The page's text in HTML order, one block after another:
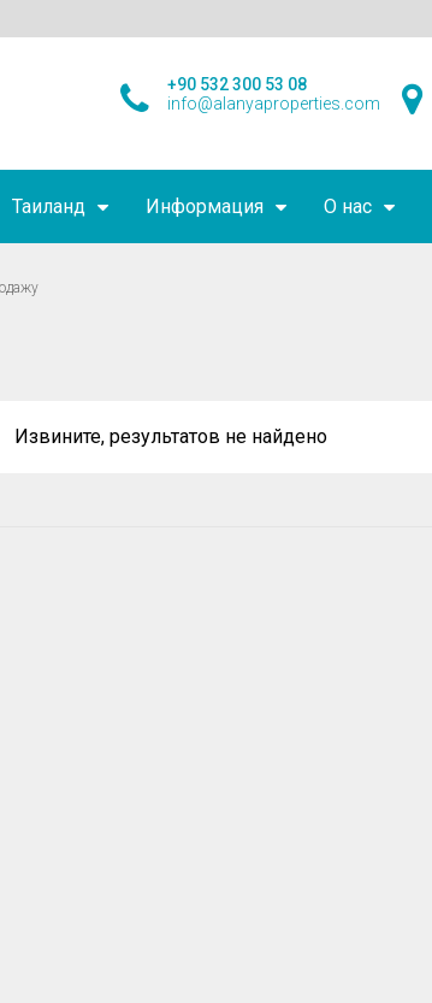
+90 532 300 53 08
info@alanyaproperties.com
Таиланд Информация О нас
Извините, результатов не найдено